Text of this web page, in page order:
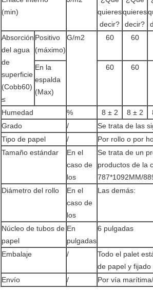
(min)
quieres
decir?
quieres
decir?
Absorción
del agua
de
superficie
(Cobb60)
≤
Positivo
(máximo)
G/m2 60 60
En la
espalda
(Max)
60 60
Humedad % 8 ± 2 8 ± 2
Grado
/
Se trata de las
Tipo de papel
/
Por rollo o por
Tamaño estándar
En el
caso de
los
Se trata de un
productos de la
787*1092MM/
Diámetro del rollo
En el
caso de
los
Las demás:
Núcleo de tubos de
papel
En
pulgadas
6 pulgadas
Embalaje /
Todo el palet
de papel y
Envío
/ Por vía